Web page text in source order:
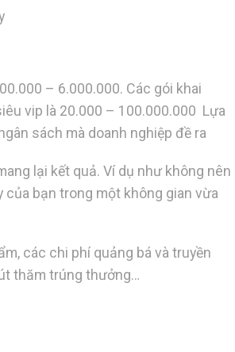
– 6.000.000. Các gói khai
vip là 20.000 – 100.000.000 Lựa
sách mà doanh nghiệp đề ra
lại kết quả. Ví dụ như không nên
bạn trong một không gian vừa
các chi phí quảng bá và truyền
thăm trúng thưởng…